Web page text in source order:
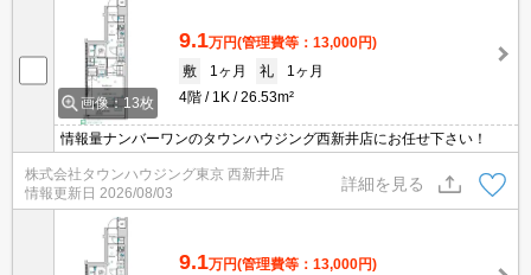
画像：13枚
9.1万円(管理費等：13,000円)
敷
1ヶ月 礼
1ヶ月
4階
1K 26.53m²
情報量ナンバーワンのタウンハウジング西新井店にお任せ下さい！
株式会社タウンハウジング東京 西新井店
情報更新日 2026/08/03
詳細を見る
9.1万円(管理費等：13,000円)